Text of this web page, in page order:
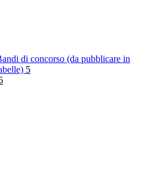
di concorso (da pubblicare in
5